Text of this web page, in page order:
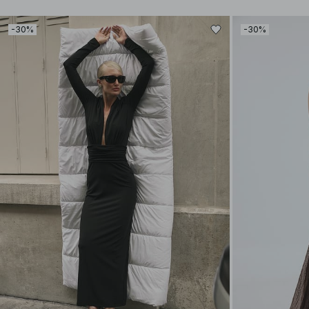
-30% -30%